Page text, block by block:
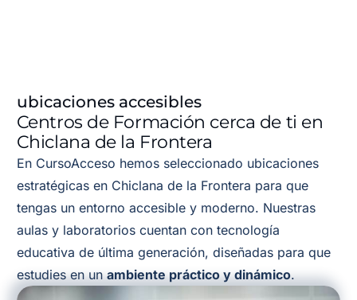
ubicaciones accesibles
Centros de Formación cerca de ti en
Chiclana de la Frontera
En CursoAcceso hemos seleccionado ubicaciones
estratégicas en Chiclana de la Frontera para que
tengas un entorno accesible y moderno. Nuestras
aulas y laboratorios cuentan con tecnología
educativa de última generación, diseñadas para que
estudies en unambiente práctico y dinámico.